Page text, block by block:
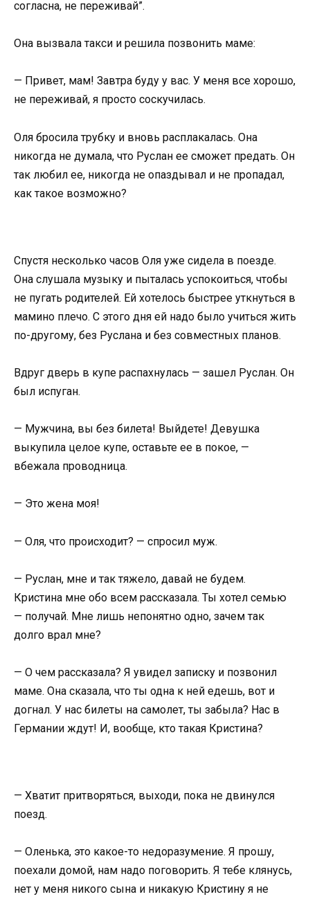
согласна, не переживай”.
Она вызвала такси и решила позвонить маме:
— Привет, мам! Завтра буду у вас. У меня все хорошо,
не переживай, я просто соскучилась.
Оля бросила трубку и вновь расплакалась. Она
никогда не думала, что Руслан ее сможет предать. Он
так любил ее, никогда не опаздывал и не пропадал,
как такое возможно?
Спустя несколько часов Оля уже сидела в поезде.
Она слушала музыку и пыталась успокоиться, чтобы
не пугать родителей. Ей хотелось быстрее уткнуться в
мамино плечо. С этого дня ей надо было учиться жить
по-другому, без Руслана и без совместных планов.
Вдруг дверь в купе распахнулась — зашел Руслан. Он
был испуган.
— Мужчина, вы без билета! Выйдете! Девушка
выкупила целое купе, оставьте ее в покое, —
вбежала проводница.
— Это жена моя!
— Оля, что происходит? — спросил муж.
— Руслан, мне и так тяжело, давай не будем.
Кристина мне обо всем рассказала. Ты хотел семью
— получай. Мне лишь непонятно одно, зачем так
долго врал мне?
— О чем рассказала? Я увидел записку и позвонил
маме. Она сказала, что ты одна к ней едешь, вот и
догнал. У нас билеты на самолет, ты забыла? Нас в
Германии ждут! И, вообще, кто такая Кристина?
— Хватит притворяться, выходи, пока не двинулся
поезд.
— Оленька, это какое-то недоразумение. Я прошу,
поехали домой, нам надо поговорить. Я тебе клянусь,
нет у меня никого сына и никакую Кристину я не